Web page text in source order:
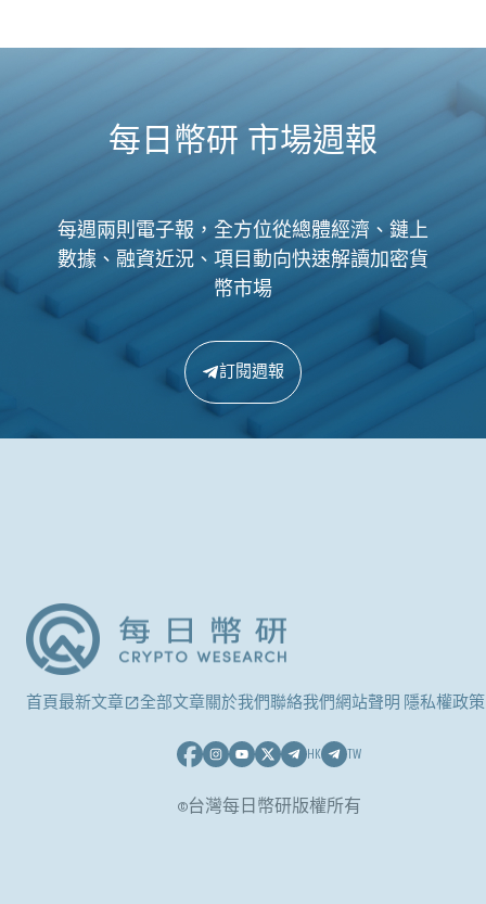
每日幣研 市場週報
每週兩則電子報，全方位從總體經濟、鏈上
數據、融資近況、項目動向快速解讀加密貨
幣市場
訂閱週報
首頁最新文章 全部文章關於我們聯絡我們網站聲明 隱私權政策
HK TW
©台灣每日幣研版權所有